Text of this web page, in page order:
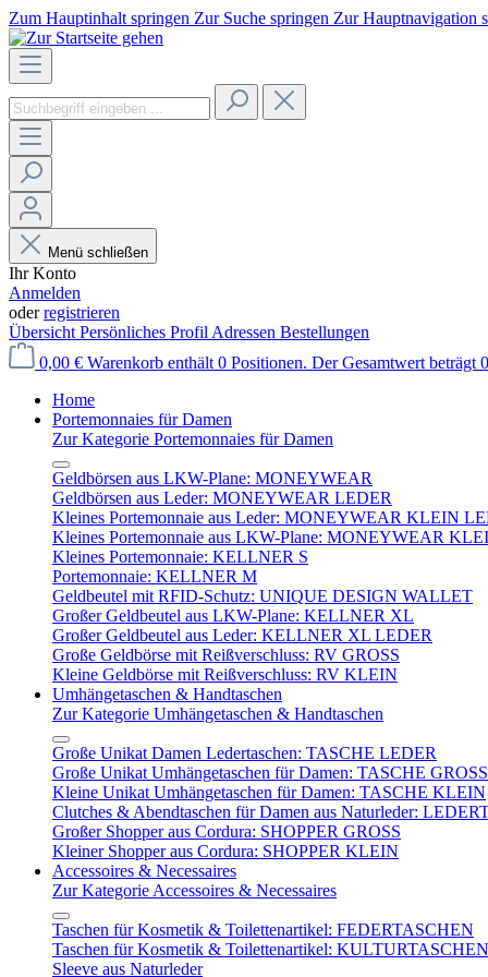
Zum Hauptinhalt springen Zur Suche springen Zur Hauptnavigation
Menü schließen
Ihr Konto
Anmelden
oderregistrieren
Übersicht Persönliches Profil Adressen Bestellungen
0,00 € Warenkorb enthält 0 Positionen. Der Gesamtwert beträgt
Home
Portemonnaies für Damen
Zur Kategorie Portemonnaies für Damen
Geldbörsen aus LKW-Plane: MONEYWEAR
Geldbörsen aus Leder: MONEYWEAR LEDER
Kleines Portemonnaie aus Leder: MONEYWEAR KLEIN
Kleines Portemonnaie aus LKW-Plane: MONEYWEAR
Kleines Portemonnaie: KELLNER S
Portemonnaie: KELLNER M
Geldbeutel mit RFID-Schutz: UNIQUE DESIGN WALLET
Großer Geldbeutel aus LKW-Plane: KELLNER XL
Großer Geldbeutel aus Leder: KELLNER XL LEDER
Große Geldbörse mit Reißverschluss: RV GROSS
Kleine Geldbörse mit Reißverschluss: RV KLEIN
Umhängetaschen & Handtaschen
Zur Kategorie Umhängetaschen & Handtaschen
Große Unikat Damen Ledertaschen: TASCHE LEDER
Große Unikat Umhängetaschen für Damen: TASCHE GROSS
Kleine Unikat Umhängetaschen für Damen: TASCHE KLEIN
Clutches & Abendtaschen für Damen aus Naturleder:
Großer Shopper aus Cordura: SHOPPER GROSS
Kleiner Shopper aus Cordura: SHOPPER KLEIN
Accessoires & Necessaires
Zur Kategorie Accessoires & Necessaires
Taschen für Kosmetik & Toilettenartikel: FEDERTASCHEN
Taschen für Kosmetik & Toilettenartikel: KULTURTASCHEN
Sleeve aus Naturleder